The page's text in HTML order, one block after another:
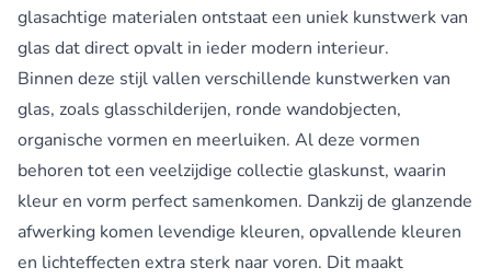
glasachtige materialen ontstaat een uniek kunstwerk van
glas dat direct opvalt in ieder modern interieur.
Binnen deze stijl vallen verschillende kunstwerken van
glas, zoals glasschilderijen, ronde wandobjecten,
organische vormen en meerluiken. Al deze vormen
behoren tot een veelzijdige collectie glaskunst, waarin
kleur en vorm perfect samenkomen. Dankzij de glanzende
afwerking komen levendige kleuren, opvallende kleuren
en lichteffecten extra sterk naar voren. Dit maakt